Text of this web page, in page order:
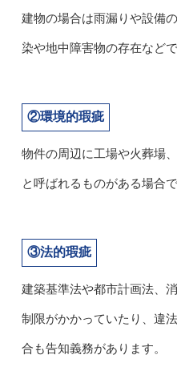
建物の場合は雨漏りや設備
染や地中障害物の存在などで
②環境的瑕疵
物件の周辺に工場や火葬場
と呼ばれるものがある場合で
③法的瑕疵
建築基準法や都市計画法、
制限がかかっていたり、違
合も告知義務があります。